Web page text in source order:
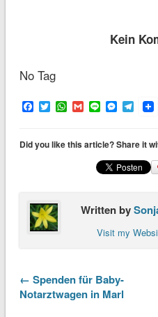
Kein
No Tag
Facebook
TwitterWhatsApp
Gmail
Line
Did you like this article? Share it
Written by
Visit my
← Spenden für Baby-
Notarztwagen in Marl